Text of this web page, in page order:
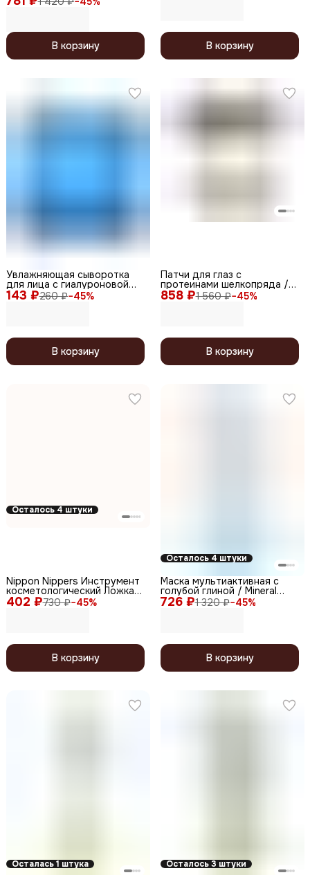
Cream 1.0, 30 мл
В корзину В корзину
143 ₽260 ₽−45%
Увлажняющая сыворотка
для лица с гиалуроновой
кислотой / Hyaluronic Serum
Sample (LH), 1,5 мл
В корзину
858 ₽1 560 ₽−45%
Патчи для глаз с
протеинами шелкопряда /
Vita Cocoon, 2 мл
В корзину
Осталось 4 штуки
402 ₽730 ₽−45%
Nippon Nippers Инструмент
косметологический Ложка
УНО / PC-01, ручная
заточка, 145 мм
В корзину
Осталось 4 штуки
726 ₽1 320 ₽−45%
Маска мультиактивная с
голубой глиной / Mineral
Clay Mask, 100 мл
В корзину
Осталась 1 штука Осталось 3 штуки